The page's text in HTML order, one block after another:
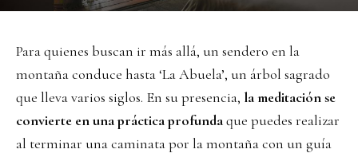
Para quienes buscan ir más allá, un sendero en la
montaña conduce hasta ‘La Abuela’, un árbol sagrado
que lleva varios siglos. En su presencia, la meditación se
convierte en una práctica profundaque puedes realizar
al terminar una caminata por la montaña con un guía